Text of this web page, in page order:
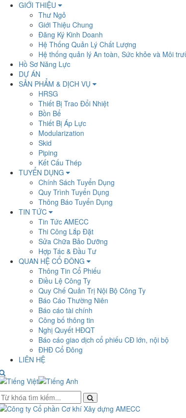
GIỚI THIỆU
Thư Ngỏ
Giới Thiệu Chung
Đăng Ký Kinh Doanh
Hệ Thống Quản Lý Chất Lượng
Hệ thống quản lý An toàn, Sức khỏe và Môi
Hồ Sơ Năng Lực
DỰ ÁN
SẢN PHẨM & DỊCH VỤ
HRSG
Thiết Bị Trao Đổi Nhiệt
Bồn Bể
Thiết Bị Áp Lực
Modularization
Skid
Piping
Kết Cấu Thép
TUYỂN DỤNG
Chính Sách Tuyển Dụng
Quy Trình Tuyển Dụng
Thông Báo Tuyển Dụng
TIN TỨC
Tin Tức AMECC
Thi Công Lắp Đặt
Sửa Chữa Bảo Dưỡng
Hợp Tác & Đầu Tư
QUAN HỆ CỔ ĐÔNG
Thông Tin Cổ Phiếu
Điều Lệ Công Ty
Quy Chế Quản Trị Nội Bộ Công Ty
Báo Cáo Thường Niên
Báo cáo tài chính
Công bố thông tin
Nghị Quyết HĐQT
Báo cáo giao dịch cổ phiếu CĐ lớn, nội bộ
ĐHĐ Cổ Đông
LIÊN HỆ